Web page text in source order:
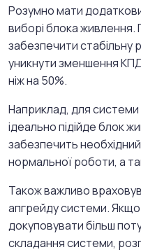
Розумно мати
виборі блока
забезпечити стабільну
уникнути зменшення
ніж на 50%.
Наприклад, для
ідеально підійде блок
забезпечить
нормальної роботи, а
Також важливо
апгрейду системи.
докуповувати більш
складання системи,